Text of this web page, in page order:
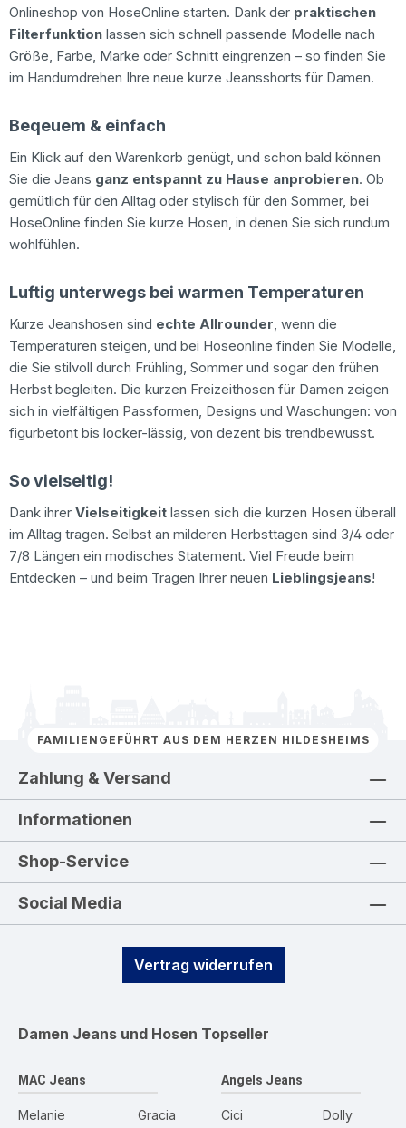
Onlineshop von HoseOnline starten. Dank der praktischen
Filterfunktion lassen sich schnell passende Modelle nach
Größe, Farbe, Marke oder Schnitt eingrenzen – so finden Sie
im Handumdrehen Ihre neue kurze Jeansshorts für Damen.
Beqeuem & einfach
Ein Klick auf den Warenkorb genügt, und schon bald können
Sie die Jeans ganz entspannt zu Hause anprobieren. Ob
gemütlich für den Alltag oder stylisch für den Sommer, bei
HoseOnline finden Sie kurze Hosen, in denen Sie sich rundum
wohlfühlen.
Luftig unterwegs bei warmen Temperaturen
Kurze Jeanshosen sind echte Allrounder, wenn die
Temperaturen steigen, und bei Hoseonline finden Sie Modelle,
die Sie stilvoll durch Frühling, Sommer und sogar den frühen
Herbst begleiten. Die kurzen Freizeithosen für Damen zeigen
sich in vielfältigen Passformen, Designs und Waschungen: von
figurbetont bis locker-lässig, von dezent bis trendbewusst.
So vielseitig!
Dank ihrer Vielseitigkeit lassen sich die kurzen Hosen überall
im Alltag tragen. Selbst an milderen Herbsttagen sind 3/4 oder
7/8 Längen ein modisches Statement. Viel Freude beim
Entdecken – und beim Tragen Ihrer neuen Lieblingsjeans!
FAMILIENGEFÜHRT AUS DEM HERZEN HILDESHEIMS
Zahlung & Versand
Informationen
Shop-Service
Social Media
Vertrag widerrufen
Damen Jeans und Hosen Topseller
MAC Jeans
Melanie
Gracia
Angels Jeans
Cici
Dolly